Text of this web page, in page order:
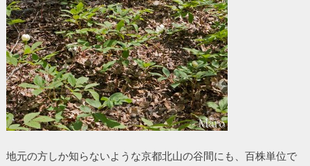
地元の方しか知らないような京都北山の谷間にも、百株単位で